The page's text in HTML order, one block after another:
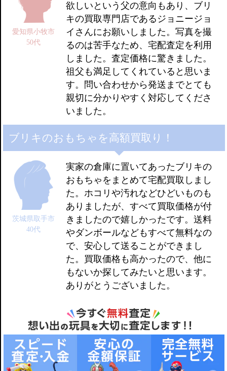
愛知県小牧市
50代
欲しいという父の意向もあり、ブリ
キの買取専門店であるジョニージョ
イさんにお願いしました。写真を撮
るのは苦手なため、宅配査定を利用
しました。査定価格に驚きました。
祖父も満足してくれていると思いま
す。問い合わせから発送までとても
親切に分かりやすく対応してくださ
いました。
ブリキのおもちゃを高額買取り！
茨城県取手市
40代
実家の倉庫に置いてあったブリキの
おもちゃをまとめて宅配買取しまし
た。ホコリや汚れなどひどいものも
ありましたが、すべて買取価格が付
きましたので嬉しかったです。送料
やダンボールなどもすべて無料なの
で、安心して送ることができまし
た。買取価格も高かったので、他に
もないか探してみたいと思います。
ありがとうございました。